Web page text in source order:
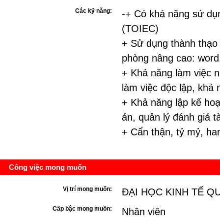
Các kỹ năng:
-+ Có khả năng sử
(TOIEC)
+ Sử dụng thành
phòng nâng cao:
+ Khả năng làm việc
làm việc độc lập, khả
+ Khả năng lập kế
án, quản lý đánh giá
+ Cẩn thận, tỷ mỷ,
Công việc mong muốn
Vị trí mong muốn: ĐẠI HỌC KINH TẾ
Cấp bậc mong muốn: Nhân viên